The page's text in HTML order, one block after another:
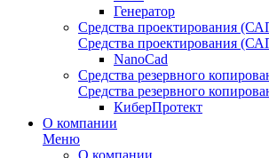
Генератор
Средства проектирования
Средства проектирования
NanoCad
Средства резервного
Средства резервного
КиберПротект
О компании
Меню
О компании